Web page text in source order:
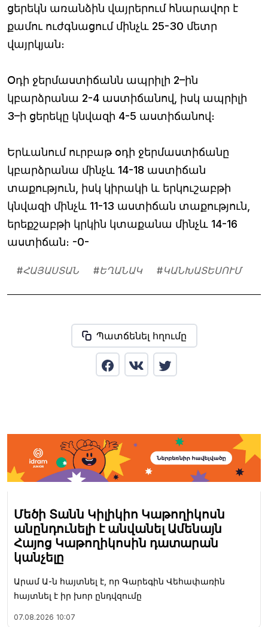
ցերեկն առանձին վայրերում հնարավոր է
քամու ուժգնացում մինչև 25-30 մետր
վայրկյան։
Օդի ջերմաստիճանն ապրիլի 2–ին
կբարձրանա 2-4 աստիճանով, իսկ ապրիլի
3–ի ցերեկը կնվազի 4-5 աստիճանով։
Երևանում ուրբաթ օդի ջերմաստիճանը
կբարձրանա մինչև 14-18 աստիճան
տաքություն, իսկ կիրակի և երկուշաբթի
կնվազի մինչև 11-13 աստիճան տաքություն,
երեքշաբթի կրկին կտաքանա մինչև 14-16
աստիճան։ -0-
#ՀԱՅԱՍՏԱՆ #ԵՂԱՆԱԿ #ԿԱՆԽԱՏԵՍՈՒՄ
Պատճենել հղումը
Մեծի Տանն Կիլիկիո Կաթողիկոսն
անընդունելի է անվանել Ամենայն
Հայոց Կաթողիկոսին դատարան
կանչելը
Արամ Ա-ն հայտնել է, որ Գարեգին Վեհափառին
հայտնել է իր խոր ընդվզումը
07.08.2026 10:07